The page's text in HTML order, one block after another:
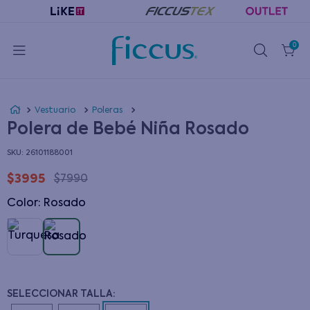
0
Vestuario Poleras
Polera de Bebé Niña Rosado
: 26101188001
$3995 $7990
Color: rosado